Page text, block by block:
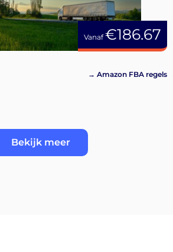
Vanaf€186.67
→ Amazon FBA regels
Bekijk meer